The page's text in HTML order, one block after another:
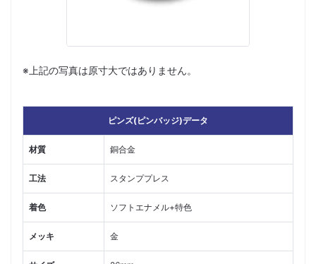
※上記の写真は原寸大ではありません。
ピンズ(ピンバッジ)データ
材質 銅合金
工法 スタンププレス
着色 ソフトエナメル+特色
メッキ 金